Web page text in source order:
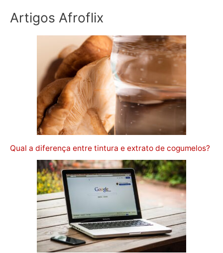
Artigos Afroflix
Qual a diferença entre tintura e extrato de cogumelos?